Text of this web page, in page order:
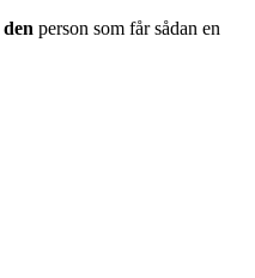
den person som får sådan en